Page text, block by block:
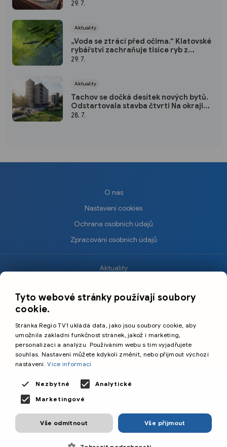
vyšla na 50 milionů
29. 7.
Aktuality
„Voda se ztrácí před očima.“ Klatovské
rybářství zachraňuje tisíce ryb z
vysychajících rybníků
29. 7.
Aktuality
Tachov se dočká desítek nových bytů.
Odstartovala stavba čtvrti Na okraji
Tachov
28. 7.
O nás
Nastavení cookies
Ochrana osobních údajů
Zpracování osobních údajů
Aktuality
Sport
Cestování
©️
Primetime Media s.r.o.
Tyto webové stránky používají soubory
cookie.
Stránka Regio TV1 ukládá data, jako jsou soubory cookie, aby
umožnila základní funkčnost stránek, jakož i marketing,
personalizaci a analýzu. Používáním webu s tím vyjadřujete
souhlas. Nastavení můžete kdykoli změnit, nebo přijmout výchozí
nastavení.Více informací
Nezbytné
Analytické
Marketingové
Vše přijmout
Vše odmítnout